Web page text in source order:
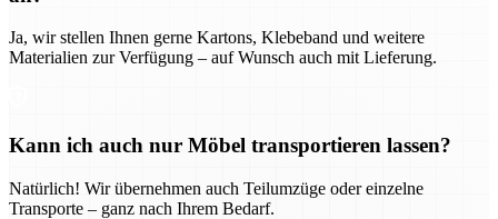
Ja, wir stellen Ihnen gerne Kartons, Klebeband und weitere
Materialien zur Verfügung – auf Wunsch auch mit Lieferung.
Kann ich auch nur Möbel transportieren lassen?
Natürlich! Wir übernehmen auch Teilumzüge oder einzelne
Transporte – ganz nach Ihrem Bedarf.